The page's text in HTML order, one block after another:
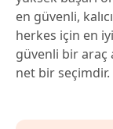
en güvenli,
herkes için en
güvenli bir araç
net bir seçimdir.